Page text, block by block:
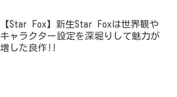
【Star Fox】新生Star Foxは世界観や
キャラクター設定を深堀りして魅力が
増した良作!!